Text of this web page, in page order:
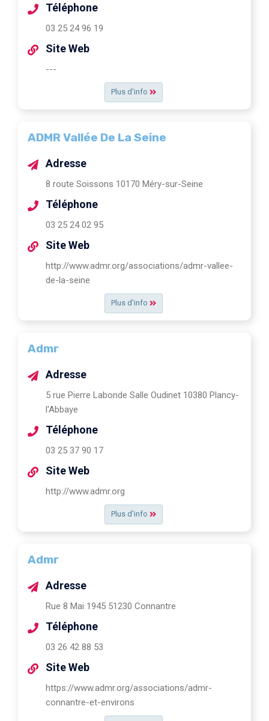
Plus d'info
Téléphone
03 25 24 96 19
Site Web
---
ADMR Vallée De La Seine
Plus d'info
Adresse
8 route Soissons 10170 Méry-sur-Seine
Téléphone
03 25 24 02 95
Site Web
http://www.admr.org/associations/admr-vallee-
de-la-seine
Admr
Plus d'info
Adresse
5 rue Pierre Labonde Salle Oudinet 10380 Plancy-
l'Abbaye
Téléphone
03 25 37 90 17
Site Web
http://www.admr.org
Admr
Adresse
Rue 8 Mai 1945 51230 Connantre
Téléphone
03 26 42 88 53
Site Web
https://www.admr.org/associations/admr-
connantre-et-environs